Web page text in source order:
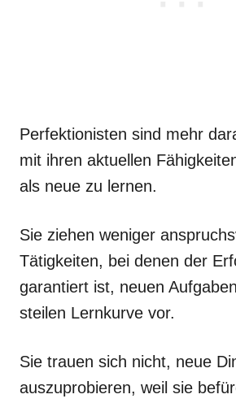
Perfektionisten sind mehr
mit ihren aktuellen
als neue zu lernen.
Sie ziehen weniger
Tätigkeiten, bei denen der
garantiert ist, neuen
steilen Lernkurve vor.
Sie trauen sich nicht, neue
auszuprobieren, weil sie